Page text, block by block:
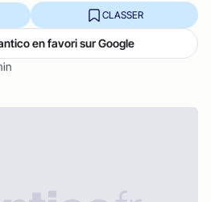
CLASSER
en favori sur Google